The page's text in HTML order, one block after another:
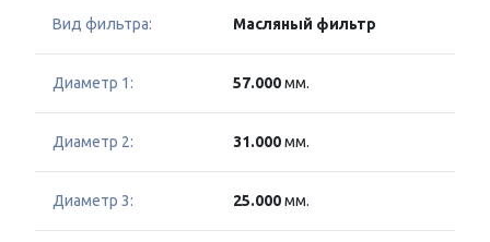
Вид фильтра: Масляный фильтр
Диаметр 1: 57.000мм.
Диаметр 2: 31.000мм.
Диаметр 3: 25.000мм.